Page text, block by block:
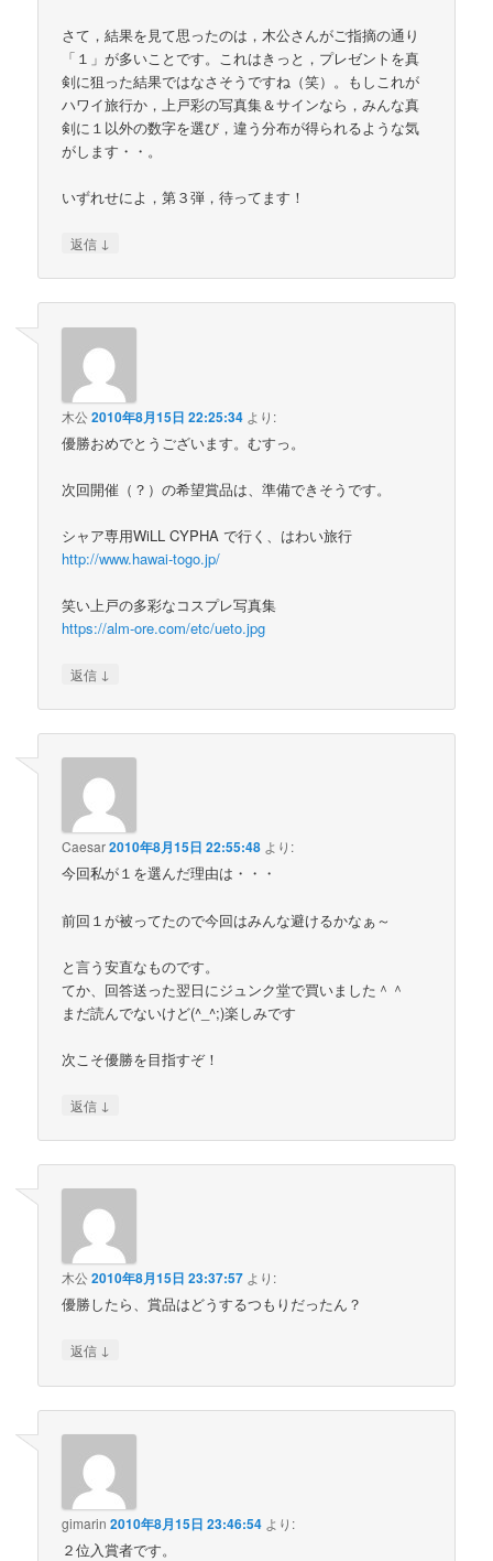
さて，結果を見て思ったのは，木公さんがご指摘の通り
「１」が多いことです。これはきっと，プレゼントを真
剣に狙った結果ではなさそうですね（笑）。もしこれが
ハワイ旅行か，上戸彩の写真集＆サインなら，みんな真
剣に１以外の数字を選び，違う分布が得られるような気
がします・・。
いずれせによ，第３弾，待ってます！
返信 ↓
木公2010年8月15日 22:25:34 より:
優勝おめでとうございます。むすっ。
次回開催（？）の希望賞品は、準備できそうです。
シャア専用WiLL CYPHA で行く、はわい旅行
http://www.hawai-togo.jp/
笑い上戸の多彩なコスプレ写真集
https://alm-ore.com/etc/ueto.jpg
返信 ↓
Caesar2010年8月15日 22:55:48 より:
今回私が１を選んだ理由は・・・
前回１が被ってたので今回はみんな避けるかなぁ～
と言う安直なものです。
てか、回答送った翌日にジュンク堂で買いました＾＾
まだ読んでないけど(^_^;)楽しみです
次こそ優勝を目指すぞ！
返信 ↓
木公2010年8月15日 23:37:57 より:
優勝したら、賞品はどうするつもりだったん？
返信 ↓
gimarin 2010年8月15日 23:46:54 より:
２位入賞者です。